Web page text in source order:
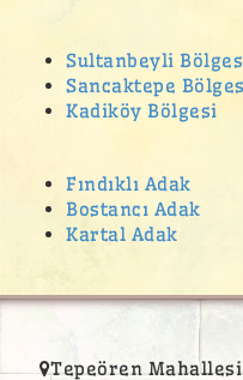
Sultanbeyli
Sancaktepe
Kadiköy Bölgesi
Fındıklı Adak
Bostancı Adak
Kartal Adak
Tepeören